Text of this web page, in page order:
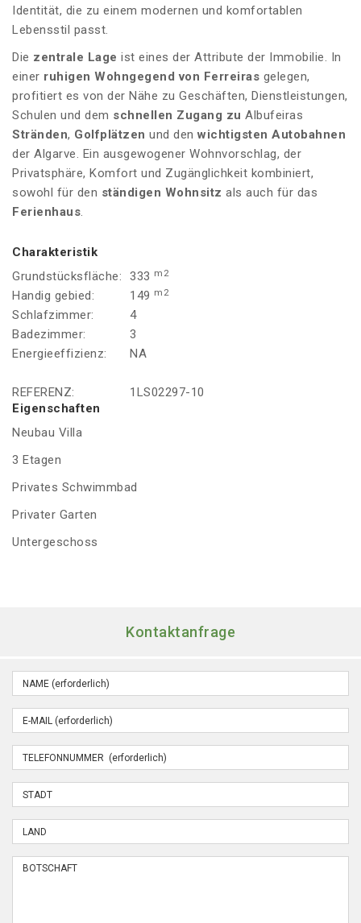
Identität, die zu einem modernen und komfortablen
Lebensstil passt.
Die zentrale Lage ist eines der Attribute der Immobilie. In
einer ruhigen Wohngegend von Ferreiras gelegen,
profitiert es von der Nähe zu Geschäften, Dienstleistungen,
Schulen und dem schnellen Zugang zu Albufeiras
Stränden, Golfplätzen und den wichtigsten Autobahnen
der Algarve. Ein ausgewogener Wohnvorschlag, der
Privatsphäre, Komfort und Zugänglichkeit kombiniert,
sowohl für den ständigen Wohnsitz als auch für das
Ferienhaus.
Charakteristik
Grundstücksfläche:
333 m2
Handig gebied: 149 m2
Schlafzimmer:
4
Badezimmer:
3
Energieeffizienz:
NA
REFERENZ:
1LS02297-10
Eigenschaften
Neubau Villa
3 Etagen
Privates Schwimmbad
Privater Garten
Untergeschoss
Kontaktanfrage